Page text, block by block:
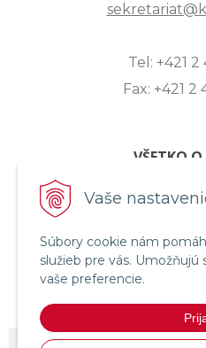
Vaše
Súbory cookie nám
služieb pre vás.
vaše preferencie.
Tel: +421 2
Fax: +421
VŠETKO
OBCHODNÉ